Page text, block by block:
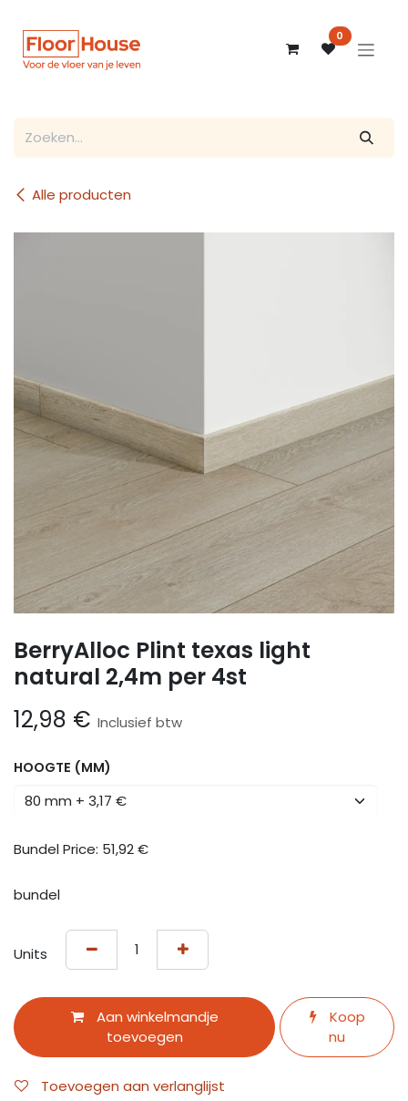
0
Alle producten
BerryAlloc Plint texas light
natural 2,4m per 4st
12,98 € Inclusief btw
HOOGTE (MM)
Bundel Price: 51,92€
bundel
Units
Aan winkelmandje
toevoegen
Koop
nu
Toevoegen aan verlanglijst